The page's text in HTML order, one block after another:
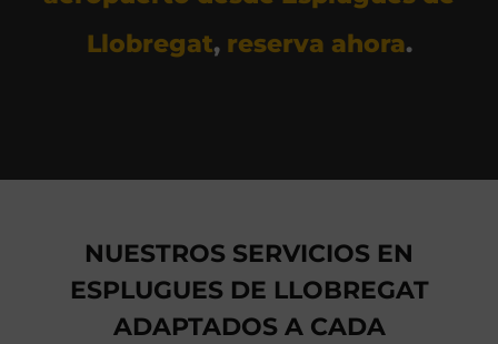
Llobregat, reserva ahora.
NUESTROS SERVICIOS EN
ESPLUGUES DE LLOBREGAT
ADAPTADOS A CADA